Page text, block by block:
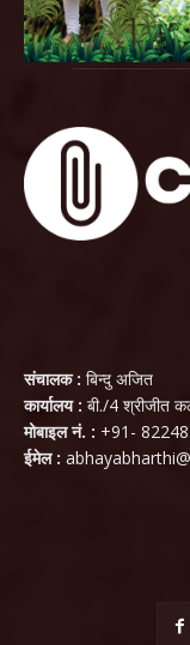
संचालक : बिन्दु अजित
कार्यालय : बी./4 श्रीजीत
मोबाइल नं. : +91-
ईमेल :